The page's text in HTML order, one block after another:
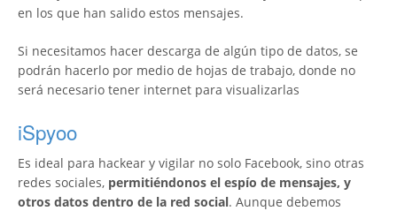
en los que han salido estos mensajes.
Si necesitamos hacer descarga de algún tipo de datos, se
podrán hacerlo por medio de hojas de trabajo, donde no
será necesario tener internet para visualizarlas
iSpyoo
Es ideal para hackear y vigilar no solo Facebook, sino otras
redes sociales, permitiéndonos el espío de mensajes, y
otros datos dentro de la red social. Aunque debemos